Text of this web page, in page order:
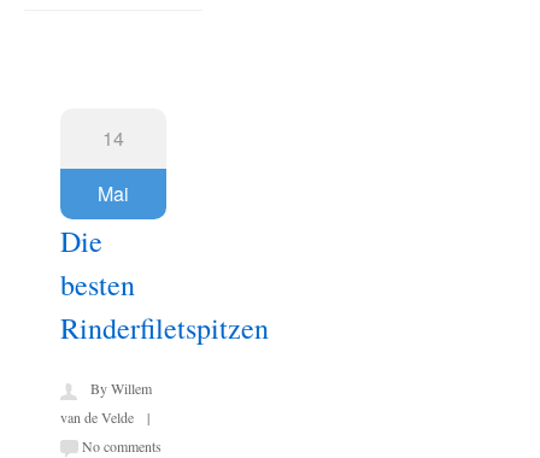
14
Mai
Die
besten
Rinderfiletspitzen
By Willem
van de Velde |
No comments